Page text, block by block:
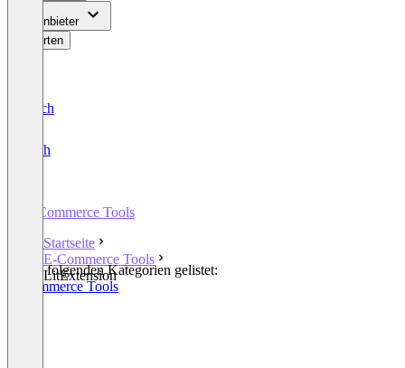
Für Anbieter
Bewerten
Deutsch
English
E-Commerce Tools
Startseite
E-Commerce Tools
LitExtension
In den folgenden Kategorien gelistet:
E-Commerce Tools